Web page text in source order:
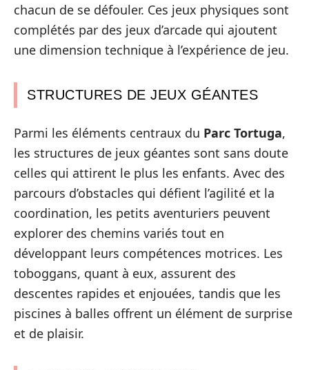
chacun de se défouler. Ces jeux physiques sont
complétés par des jeux d’arcade qui ajoutent
une dimension technique à l’expérience de jeu.
STRUCTURES DE JEUX GÉANTES
Parmi les éléments centraux du Parc Tortuga,
les structures de jeux géantes sont sans doute
celles qui attirent le plus les enfants. Avec des
parcours d’obstacles qui défient l’agilité et la
coordination, les petits aventuriers peuvent
explorer des chemins variés tout en
développant leurs compétences motrices. Les
toboggans, quant à eux, assurent des
descentes rapides et enjouées, tandis que les
piscines à balles offrent un élément de surprise
et de plaisir.